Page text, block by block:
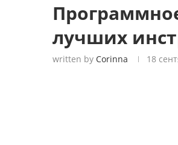
лучших
written by Corinna 18